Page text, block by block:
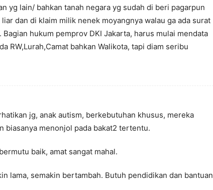
yg lain/ bahkan tanah negara yg sudah di beri pagarpun
dan di klaim milik nenek moyangnya walau ga ada surat
hukum pemprov DKI Jakarta, harus mulai mendata
RW,Lurah,Camat bahkan Walikota, tapi diam seribu
jg, anak autism, berkebutuhan khusus, mereka
biasanya menonjol pada bakat2 tertentu.
baik, amat sangat mahal.
lama, semakin bertambah. Butuh pendidikan dan bantuan